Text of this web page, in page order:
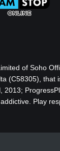
of Soho
(C58305),
2013;
Play